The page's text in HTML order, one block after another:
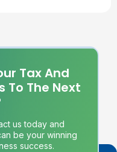
Tax And
To The Next
us today and
be your winning
success.